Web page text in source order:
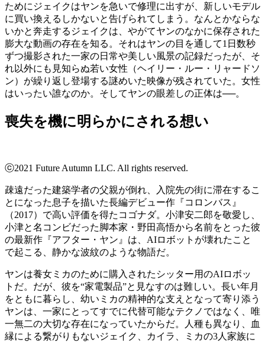
ためにジェイクはヤンを急いで修理に出すが、新しいモデル
に買い換えるしかないと告げられてしまう。なんとかならな
いかと奔走するジェイクは、やがてヤンのなかに保存された
膨大な動画の存在を知る。それはヤンの目を通して1日数秒
ずつ撮影された一家の日常や美しい風景の記録だったが、そ
れ以外にも見知らぬ若い女性（ヘイリー・ルー・リャードソ
ン）が繰り返し登場する謎めいた映像が残されていた。女性
はいったい誰なのか。そしてヤンの眼差しの正体は──。
喪失を機に明らかにされる想い
ⓒ2021 Future Autumn LLC. All rights reserved.
疎遠だった建築学者の父親が倒れ、入院先の街に滞在するこ
とになった息子を描いた長編デビュー作『コロンバス』
（2017）で高い評価を得た コゴナダ。小津安二郎を敬愛し、
小津と名コンビだった脚本家・野田高悟から名前をとった彼
の最新作『アフター・ヤン』は、AIロボットが壊れたこと
で起こる、静かな波紋のような物語だ。
ヤンは養女ミカのために購入されたシッター用のAIロボッ
トだ。だが、彼を“家電製品”と見なすのは難しい。長い年月
をともに暮らし、幼いミカの精神的な支えとなって寄り添う
ヤンは、一家にとってすでに代替可能なテクノではなく、 唯
一無二の大切な存在になっていたからだ。人種も異なり、血
縁による繋がりもないジェイク、カイラ、ミカの3人家族に